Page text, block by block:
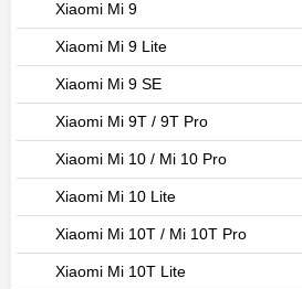
Xiaomi Mi 9
Xiaomi Mi 9 Lite
Xiaomi Mi 9 SE
Xiaomi Mi 9T / 9T Pro
Xiaomi Mi 10 / Mi 10 Pro
Xiaomi Mi 10 Lite
Xiaomi Mi 10T / Mi 10T Pro
Xiaomi Mi 10T Lite